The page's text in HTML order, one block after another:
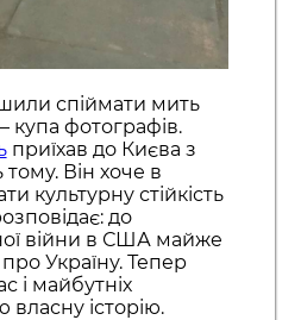
спіймати мить
купа фотографів.
приїхав до Києва з
Він хоче в
культурну стійкість
до
війни в США майже
Україну. Тепер
і майбутніх
власну історію.